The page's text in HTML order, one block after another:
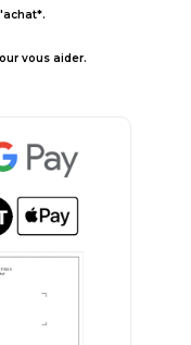
vous aider.